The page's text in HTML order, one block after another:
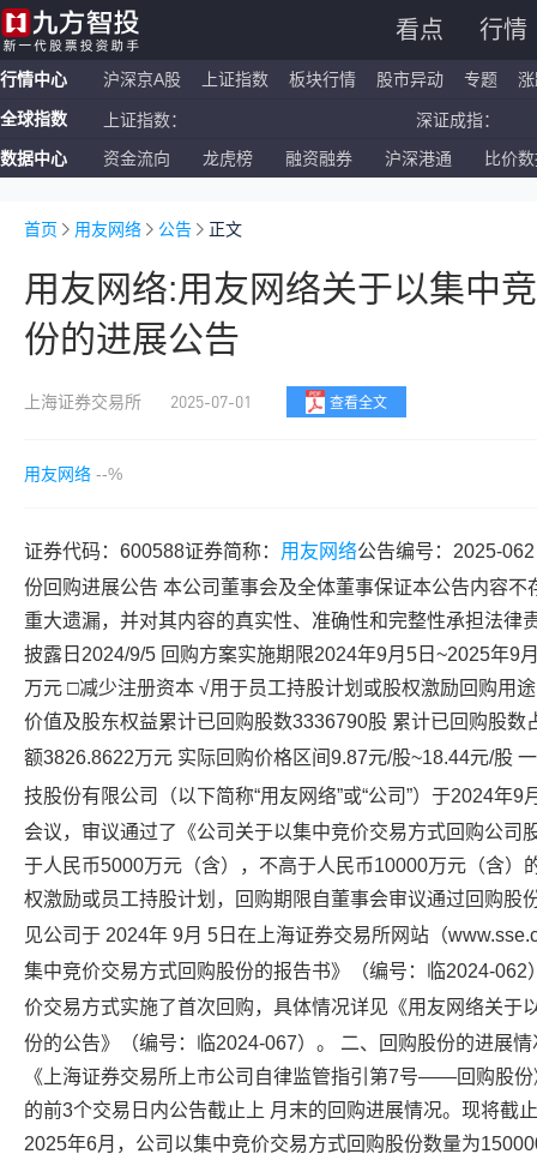
看点 行情
行情中心 沪深京A股 上证指数 板块行情 股市异动 专题
全球指数 上证指数： 深证成指：
恒生指数： 国企指数：
数据中心 资金流向 龙虎榜 融资融券 沪深港通 比价
首页 用友网络 公告 正文
用友网络:用友网络关于以集中
份的进展公告
上海证券交易所 2025-07-01 查看全文
用友网络 --%
证券代码：600588证券简称： 用友网络公告编号：2025-
份回购进展公告 本公司董事会及全体董事保证本公告内容
重大遗漏，并对其内容的真实性、准确性和完整性承担法律
披露日2024/9/5 回购方案实施期限2024年9月5日~2025年9
万元 □减少注册资本 √用于员工持股计划或股权激励回购用
价值及股东权益累计已回购股数3336790股 累计已回购股数
额3826.8622万元 实际回购价格区间9.87元/股~18.44元/股
技股份有限公司（以下简称“用友网络”或“公司”）于2024年
会议，审议通过了《公司关于以集中竞价交易方式回购公司
于人民币5000万元（含），不高于人民币10000万元（含）
权激励或员工持股计划，回购期限自董事会审议通过回购股
见公司于 2024年 9月 5日在上海证券交易所网站（
集中竞价交易方式回购股份的报告书》（编号：临2024-
价交易方式实施了首次回购，具体情况详见《用友网络关于
份的公告》（编号：临2024-067）。 二、回购股份的进展
《上海证券交易所上市公司自律监管指引第7号——回购股
的前3个交易日内公告截止上 月末的回购进展情况。现将截
2025年6月，公司以集中竞价交易方式回购股份数量为